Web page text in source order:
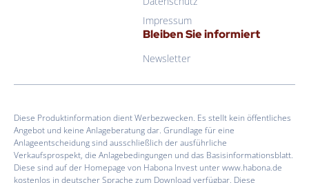
Impressum
Bleiben Sie informiert
Newsletter
Diese Produktinformation dient Werbezwecken. Es stellt kein öffentliches
Angebot und keine Anlageberatung dar. Grundlage für eine
Anlageentscheidung sind ausschließlich der ausführliche
Verkaufsprospekt, die Anlagebedingungen und das Basisinformationsblatt.
Diese sind auf der Homepage von Habona Invest unter www.habona.de
kostenlos in deutscher Sprache zum Download verfügbar. Diese